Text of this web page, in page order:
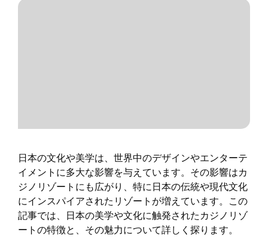
日本の文化や美学は、世界中のデザインやエンターテ
イメントに多大な影響を与えています。その影響はカ
ジノリゾートにも広がり、特に日本の伝統や現代文化
にインスパイアされたリゾートが増えています。この
記事では、日本の美学や文化に触発されたカジノリゾ
ートの特徴と、その魅力について詳しく探ります。